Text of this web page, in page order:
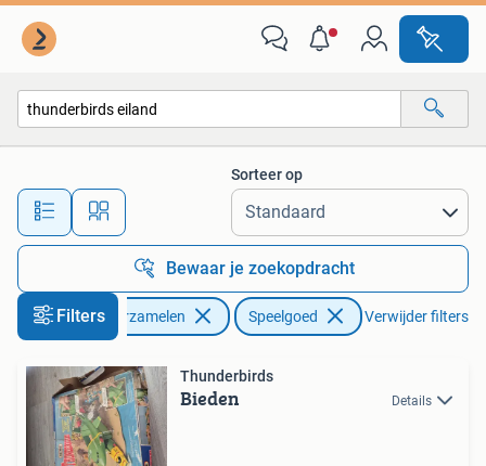
Alle afstanden…
Sorteer op
Bewaar je zoekopdracht
Filters Verzamelen Speelgoed Verwijder filters
Thunderbirds
Bieden Details